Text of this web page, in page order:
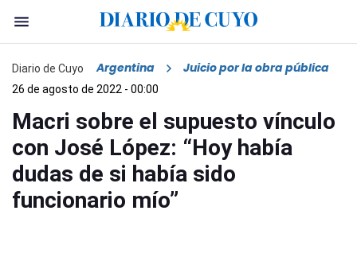
Diario de Cuyo Argentina Juicio por la obra pública
26 de agosto de 2022 - 00:00
Macri sobre el supuesto vínculo
con José López: “Hoy había
dudas de si había sido
funcionario mío”